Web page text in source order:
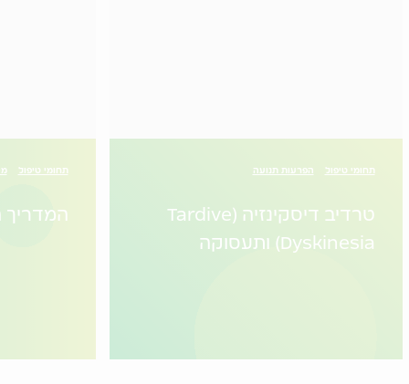
תחומי טיפול הפרעות תנועה
טרדיב דיסקינזיה (Tardive
Dyskinesia) ותעסוקה
תחומי טיפול
המדריך